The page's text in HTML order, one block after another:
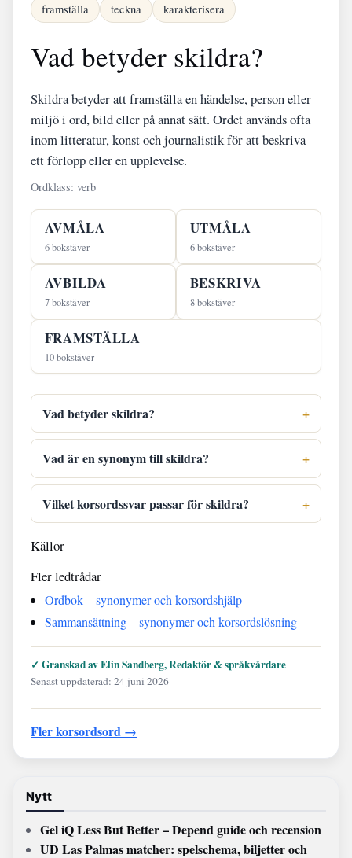
framställa
teckna karakterisera
Vad betyder skildra?
Skildra betyder att framställa en händelse, person eller
miljö i ord, bild eller på annat sätt. Ordet används ofta
inom litteratur, konst och journalistik för att beskriva
ett förlopp eller en upplevelse.
Ordklass: verb
AVMÅLA
6 bokstäver
UTMÅLA
6 bokstäver
AVBILDA
7 bokstäver
BESKRIVA
8 bokstäver
FRAMSTÄLLA
10 bokstäver
Vad betyder skildra?
Vad är en synonym till skildra?
Vilket korsordssvar passar för skildra?
Källor
Fler ledtrådar
Ordbok – synonymer och korsordshjälp
Sammansättning – synonymer och korsordslösning
✓ Granskad av Elin Sandberg, Redaktör & språkvårdare
Senast uppdaterad: 24 juni 2026
Fler korsordsord →
Nytt
Gel iQ Less But Better – Depend guide och recension
UD Las Palmas matcher: spelschema, biljetter och